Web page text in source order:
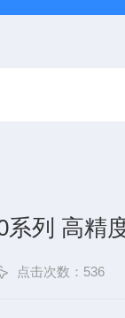
系列 高精
点击次数：536